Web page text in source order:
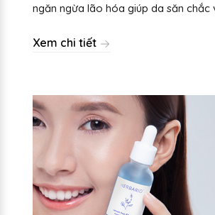
ngăn ngừa lão hóa giúp da săn chắc
Xem chi tiết